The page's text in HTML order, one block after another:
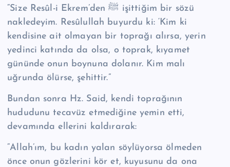
“Size Resûl-i Ekrem’den ﷺ işittiğim bir sözü
nakledeyim. Re­sû­lul­lah buyurdu ki: ‘Kim ki
kendisine ait olmayan bir toprağı alırsa, yerin
yedinci katında da olsa, o toprak, kıyamet
gününde onun boynuna dolanır. Kim malı
uğrunda ölürse, şehittir.”
Bundan sonra Hz. Said, kendi toprağının
hududunu tecavüz etmediğine ye­min etti,
devamında ellerini kaldırarak:
“Allah’ım, bu kadın yalan söylüyorsa ölmeden
önce onun gözlerini kör et, kuyusunu da ona